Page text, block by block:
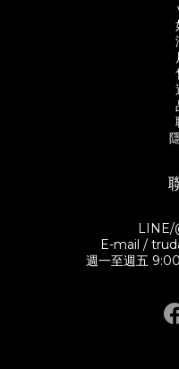
LINE/
E-mail /
週一至週五